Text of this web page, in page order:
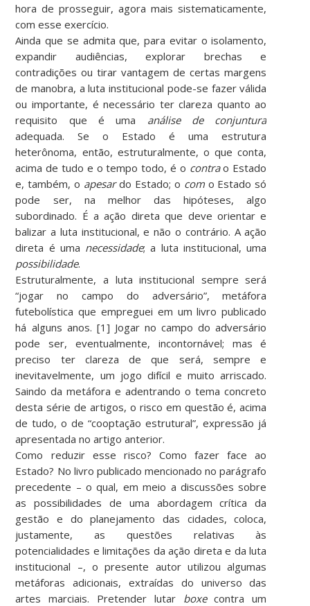
hora de prosseguir, agora mais sistematicamente,
com esse exercício.
Ainda que se admita que, para evitar o isolamento,
expandir audiências, explorar brechas e
contradições ou tirar vantagem de certas margens
de manobra, a luta institucional pode-se fazer válida
ou importante, é necessário ter clareza quanto ao
requisito que é uma análise de conjuntura
adequada. Se o Estado é uma estrutura
heterônoma, então, estruturalmente, o que conta,
acima de tudo e o tempo todo, é o contrao Estado
e, também, o apesardo Estado; o como Estado só
pode ser, na melhor das hipóteses, algo
subordinado. É a ação direta que deve orientar e
balizar a luta institucional, e não o contrário. A ação
direta é uma necessidade; a luta institucional, uma
possibilidade.
Estruturalmente, a luta institucional sempre será
“jogar no campo do adversário”, metáfora
futebolística que empreguei em um livro publicado
há alguns anos. [1] Jogar no campo do adversário
pode ser, eventualmente, incontornável; mas é
preciso ter clareza de que será, sempre e
inevitavelmente, um jogo difícil e muito arriscado.
Saindo da metáfora e adentrando o tema concreto
desta série de artigos, o risco em questão é, acima
de tudo, o de “cooptação estrutural”, expressão já
apresentada no artigo anterior.
Como reduzir esse risco? Como fazer face ao
Estado? No livro publicado mencionado no parágrafo
precedente – o qual, em meio a discussões sobre
as possibilidades de uma abordagem crítica da
gestão e do planejamento das cidades, coloca,
justamente, as questões relativas às
potencialidades e limitações da ação direta e da luta
institucional –, o presente autor utilizou algumas
metáforas adicionais, extraídas do universo das
artes marciais. Pretender lutar boxecontra um